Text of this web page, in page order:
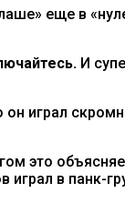
еще в
И
играл
это
в панк-